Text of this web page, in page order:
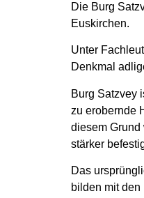
Die Burg
Euskirchen.
Unter
Denkmal
Burg Satzvey
zu erobernde
diesem Grund
stärker
Das
bilden mit